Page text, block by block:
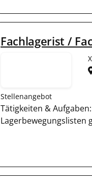
Fachlagerist /
Stellenangebot
Tätigkeiten &
Lagerbewegungslisten